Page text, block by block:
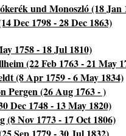
und Monoszló (18 Jan
Dec 1798 - 28 Dec 1863)
1758 - 18 Jul 1810)
(22 Feb 1763 - 21 May
(8 Apr 1759 - 6 May 1834)
Pergen (26 Aug 1763 - )
Dec 1748 - 13 May 1820)
Nov 1773 - 17 Oct 1806)